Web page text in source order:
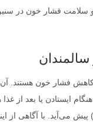
سلامت فشار خون در
فشار خون هستند.
ایستادن یا بعد
می‌آید. با آگاهی از